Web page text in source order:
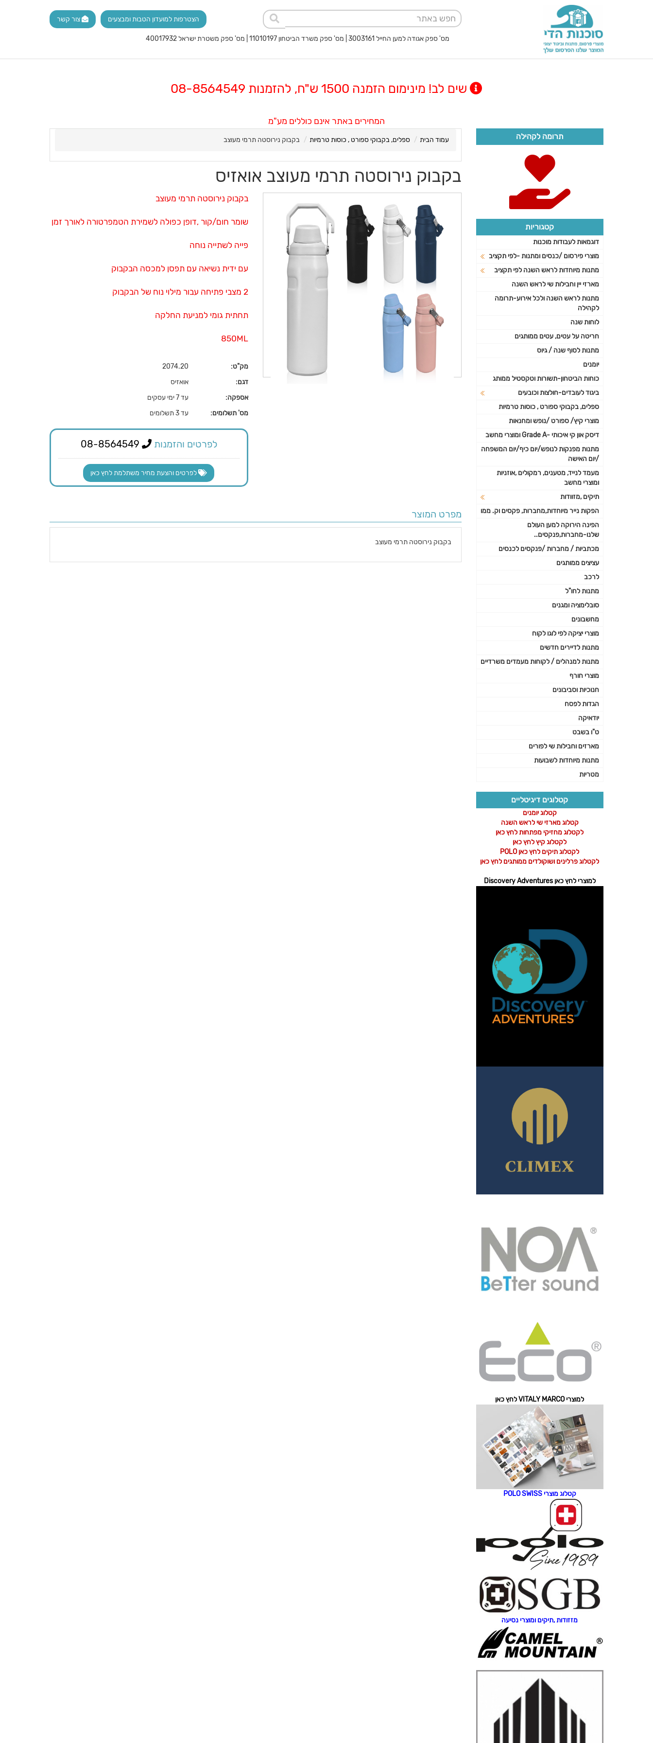
צור קשר הצטרפות למועדון הטבות ומבצעים
מס' ספק אגודה למען החייל 3003161 | מס' ספק משרד הביטחון 11010197 | מס' ספק משטרת ישראל 40017932
שים לב! מינימום הזמנה 1500 ש"ח, להזמנות 08-8564549
המחירים באתר אינם כוללים מע"מ
עמוד הבית ספלים, בקבוקי ספורט , כוסות טרמיות בקבוק נירוסטה תרמי מעוצב
בקבוק נירוסטה תרמי מעוצב אואזיס
בקבוק נירוסטה תרמי מעוצב
שומר חום/קור ,דופן כפולה לשמירת הטמפרטורה לאורך זמן
פייה לשתייה נוחה
עם ידית נשיאה עם תפסן למכסה הבקבוק
2 מצבי פתיחה עבור מילוי נוח של הבקבוק
תחתית גומי למניעת החלקה
850ML
מק"ט:
2074.20
דגם:
אואזיס
אספקה:
עד 7 ימי עסקים
מס' תשלומים:
עד 3 תשלומים
לפרטים והזמנות
לפרטים והצעת מחיר משתלמת לחץ כאן
מפרט המוצר
בקבוק נירוסטה תרמי מעוצב
תרומה לקהילה
קטגוריות
דוגמאות לעבודות מוכנות
מוצרי פירסום /כנסים ומתנות -לפי תקציב
מתנות מיוחדות לראש השנה לפי תקציב
מארזי יין וחבילות שי לראש השנה
מתנות לראש השנה ולכל אירוע-תרומה
לקהילה
לוחות שנה
חריטה על עטים, עטים ממותגים
מתנות לסוף שנה / גיוס
יומנים
כוחות הביטחון-תשורות וטקסטיל ממותג
ביגוד לעובדים-חולצות וכובעים
ספלים, בקבוקי ספורט , כוסות טרמיות
מוצרי קיץ/ ספורט /נופש ומחנאות
דיסק און קי איכותי -Grade A ומוצרי מחשב
מתנות מפנקות לנופש/יום כיף/יום המשפחה
/יום האישה
מעמד לנייד, מטענים, רמקולים ,אוזניות
ומוצרי מחשב
תיקים ,מזוודות
הפקות נייר מיוחדות,מחברות, פקסים וק. ממו
הפינה הירוקה למען העולם
שלנו-מחברות,פנקסים..
מכתביות / מחברות /פנקסים לכנסים
עציצים ממותגים
לרכב
מתנות לחו"ל
סובלימציה ומגנים
מחשבונים
מוצרי יציקה לפי לוגו לקוח
מתנות לדיירים חדשים
מתנות למנהלים / לקוחות מעמדים משרדיים
מוצרי חורף
חנוכיות וסביבונים
הגדות לפסח
יודאיקה
ט"ו בשבט
מארזים וחבילות שי לפורים
מתנות מיוחדות לשבועות
מטריות
קטלוגים דיגיטליים
קטלוג יומנים
קטלוג מארזי שי לראש השנה
לקטלוג מחזיקי מפתחות לחץ כאן
לקטלוג קיץ לחץ כאן
לקטלוג תיקים לחץ כאן POLO
לקטלוג פרלינים ושוקולדים ממותגים לחץ כאן
למוצרי לחץ כאן Discovery Adventures
למוצרי VITALY MARCO לחץ כאן
קטלוג מוצרי POLO SWISS
מזזודות ,תיקים ומוצרי נסיעה